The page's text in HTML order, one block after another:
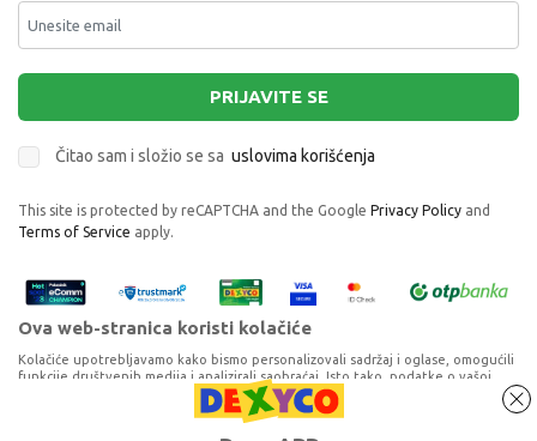
REDRAGON 2 IN 1 COMBO M652-BA BEZICNI
PRIJAVITE SE
Čitao sam i složio se sa uslovima korišćenja
This site is protected by reCAPTCHA and the Google Privacy Policy and
Terms of Service apply.
Ova web-stranica koristi kolačiće
Kolačiće upotrebljavamo kako bismo personalizovali sadržaj i oglase, omogućili
funkcije društvenih medija i analizirali saobraćaj. Isto tako, podatke o vašoj
upotrebi naše web-lokacije delimo s partnerima za društvene medije,
oglašavanje i analizu, a oni ih mogu kombinovati s drugim podacima koje ste im
pružili ili koje su prikupili dok ste upotrebljavali njihove usluge. Nastavkom